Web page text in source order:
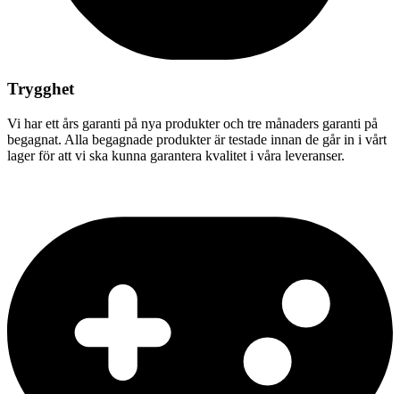
Trygghet
Vi har ett års garanti på nya produkter och tre månaders garanti på
begagnat. Alla begagnade produkter är testade innan de går in i vårt
lager för att vi ska kunna garantera kvalitet i våra leveranser.